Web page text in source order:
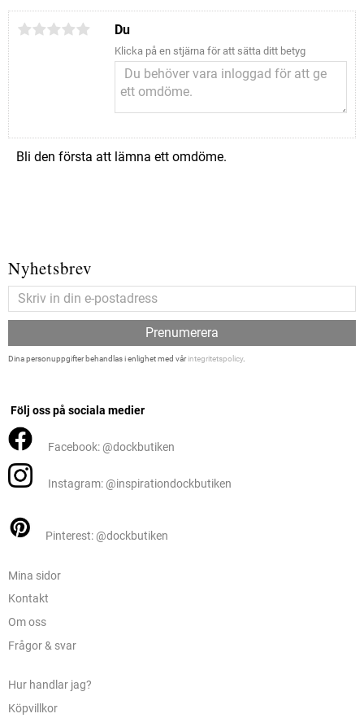
Du
Klicka på en stjärna för att sätta ditt betyg
Bli den första att lämna ett omdöme.
Nyhetsbrev
Prenumerera
Dina personuppgifter behandlas i enlighet med vårintegritetspolicy.
Följ oss på sociala medier
Facebook: @dockbutiken
Instagram: @inspirationdockbutiken
Pinterest: @dockbutiken
Mina sidor
Kontakt
Om oss
Frågor & svar
Hur handlar jag?
Köpvillkor